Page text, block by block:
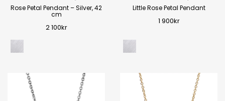
Rose Petal Pendant – Silver, 42
cm
2 100kr
Little Rose Petal Pendant
1 900kr